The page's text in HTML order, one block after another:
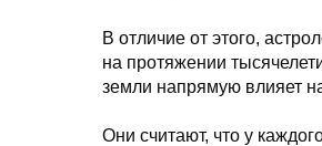
В отличие от этого,
на протяжении
земли напрямую влияет
Они считают, что у